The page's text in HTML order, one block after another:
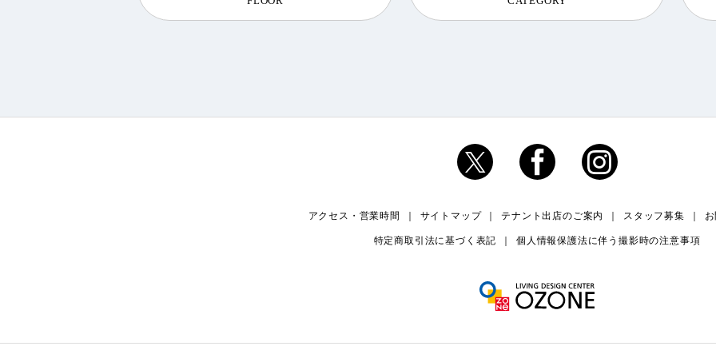
アクセス・営業時間 サイトマップ テナント出店のご案内 スタッフ募集
特定商取引法に基づく表記 個人情報保護法に伴う撮影時の注意事項